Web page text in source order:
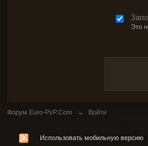
Это
Форум Euro-PvP.Com → Войти
Использовать мобильную версию